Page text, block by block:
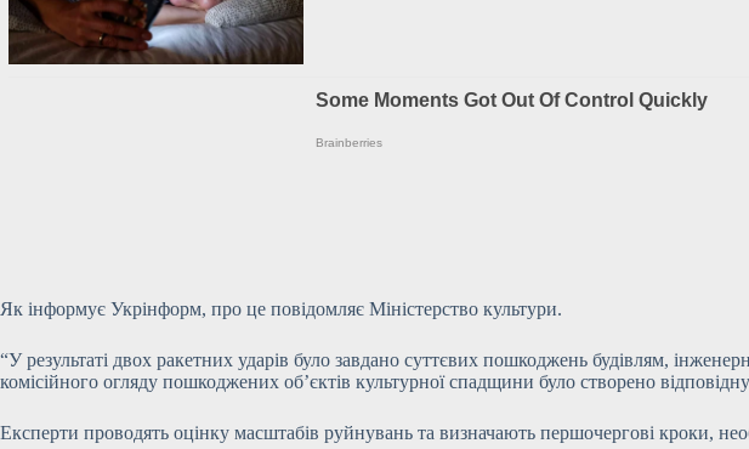
Як інформує Укрінформ, про це повідомляє Міністерство культури.
“У результаті двох ракетних ударів було завдано суттєвих пошкоджень будівлям,
комісійного огляду пошкоджених об’єктів культурної спадщини було створено відповідну
Експерти проводять оцінку масштабів руйнувань та визначають першочергові кроки,